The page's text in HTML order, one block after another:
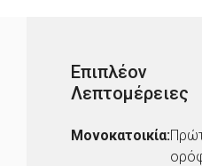
Επιπλέον
Λεπτομέρειες
Μονοκατοικία: